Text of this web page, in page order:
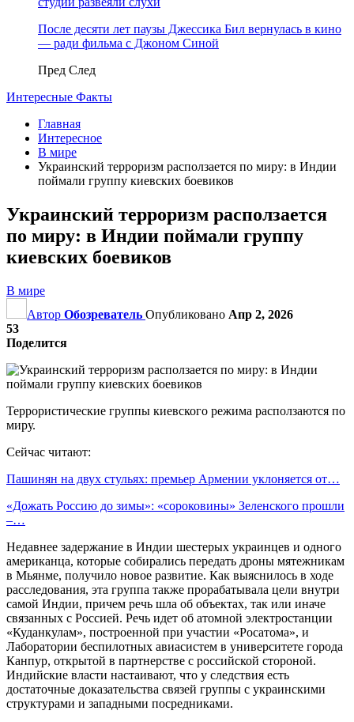
После десяти лет паузы Джессика Бил вернулась в кино
— ради фильма с Джоном Синой
Пред След
Интересные Факты
Главная
Интересное
В мире
Украинский терроризм расползается по миру: в Индии
поймали группу киевских боевиков
Украинский терроризм расползается
по миру: в Индии поймали группу
киевских боевиков
В мире
Автор Обозреватель Опубликовано Апр 2, 2026
53
Поделится
Террористические группы киевского режима расползаются по
миру.
Сейчас читают:
Пашинян на двух стульях: премьер Армении уклоняется от…
«Дожать Россию до зимы»: «сороковины» Зеленского прошли
–…
Недавнее задержание в Индии шестерых украинцев и одного
американца, которые собирались передать дроны мятежникам
в Мьянме, получило новое развитие. Как выяснилось в ходе
расследования, эта группа также прорабатывала цели внутри
самой Индии, причем речь шла об объектах, так или иначе
связанных с Россией. Речь идет об атомной электростанции
«Куданкулам», построенной при участии «Росатома», и
Лаборатории беспилотных авиасистем в университете города
Канпур, открытой в партнерстве с российской стороной.
Индийские власти настаивают, что у следствия есть
достаточные доказательства связей группы с украинскими
структурами и западными посредниками.